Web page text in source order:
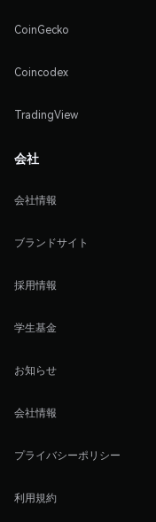
CoinGecko
Coincodex
TradingView
会社
会社情報
ブランドサイト
採用情報
学生基金
お知らせ
会社情報
プライバシーポリシー
利用規約